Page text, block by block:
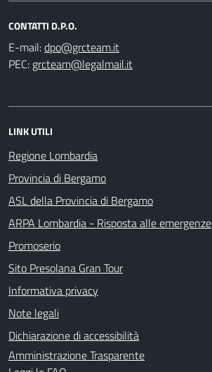
CONTATTI D.P.O.
E-mail:
PEC:
LINK UTILI
Regione Lombardia
Provincia di Bergamo
ASL della Provincia di Bergamo
ARPA Lombardia - Risposta alle emergenze
Promoserio
Sito Presolana Gran Tour
Informativa privacy
Note legali
Dichiarazione di accessibilità
Amministrazione Trasparente